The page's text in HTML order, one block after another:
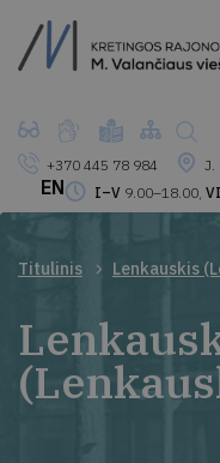
+370 445 78 984
J.
I–V 9.00–18.00, VI
EN
Titulinis Lenkauskis